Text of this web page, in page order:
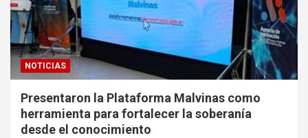
NOTICIAS
Presentaron la Plataforma Malvinas como
herramienta para fortalecer la soberanía
desde el conocimiento